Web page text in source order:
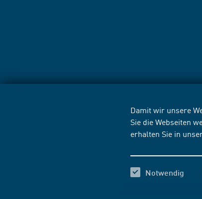
Damit wir unsere
Sie die Webseiten
erhalten Sie in
Notwendig